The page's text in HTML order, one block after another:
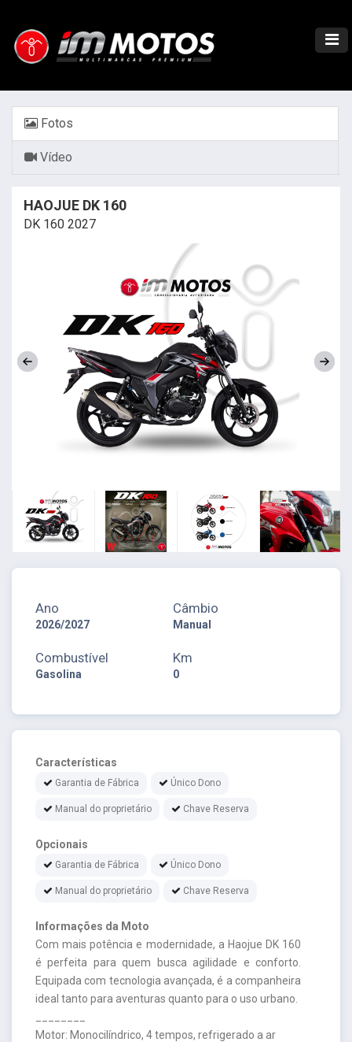
Fotos
Vídeo
HAOJUE DK 160
DK 160 2027
Ano
2026/2027
Câmbio
Manual
Combustível
Gasolina
Km
0
Características
Garantia de Fábrica Único Dono
Manual do proprietário Chave Reserva
Opcionais
Garantia de Fábrica Único Dono
Manual do proprietário Chave Reserva
Informações da Moto
Com mais potência e modernidade, a Haojue DK 160
é perfeita para quem busca agilidade e conforto.
Equipada com tecnologia avançada, é a companheira
ideal tanto para aventuras quanto para o uso urbano.
Motor: Monocilíndrico, 4 tempos, refrigerado a ar